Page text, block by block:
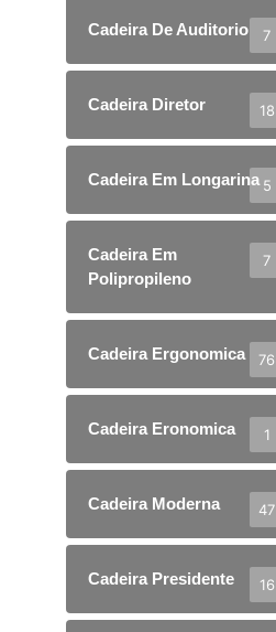
Cadeira De Auditorio 7
Cadeira Diretor 18
Cadeira Em Longarina 5
Cadeira Em
Polipropileno
7
Cadeira Ergonomica 76
Cadeira Eronomica 1
Cadeira Moderna 47
Cadeira Presidente 16